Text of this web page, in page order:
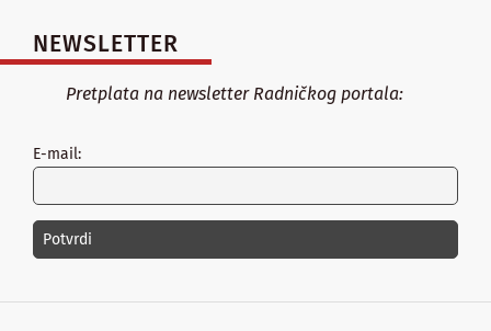
NEWSLETTER
Pretplata na newsletter Radničkog portala:
E-mail: